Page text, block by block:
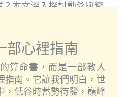
本文深入探討動爻與變
部心裡指南
算命書，而是一部教人
指南。它讓我們明白，世
，低谷時蓄勢待發，巔峰